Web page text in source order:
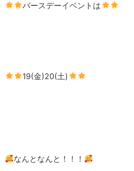
バースデーイベントは
19(金)20(土)
なんとなんと！！！